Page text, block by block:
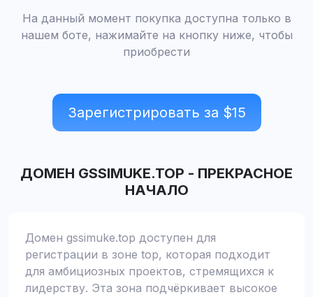
На данный момент покупка доступна только в
нашем боте, нажимайте на кнопку ниже, чтобы
приобрести
Зарегистрировать за $15
ДОМЕН GSSIMUKE.TOP - ПРЕКРАСНОЕ
НАЧАЛО
Домен gssimuke.top доступен для
регистрации в зоне top, которая подходит
для амбициозных проектов, стремящихся к
лидерству. Эта зона подчёркивает высокое